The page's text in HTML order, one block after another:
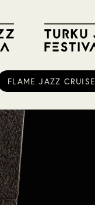
FLAME JAZZ CRUISE